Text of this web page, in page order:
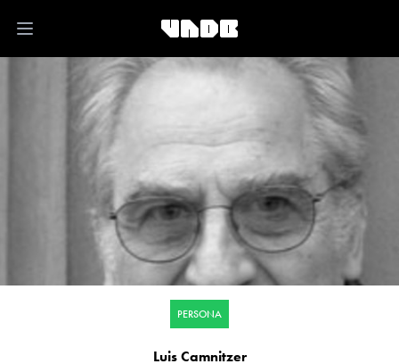
Open main menu
PERSONA
Luis Camnitzer